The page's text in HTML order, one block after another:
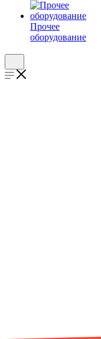
Прочее
оборудование